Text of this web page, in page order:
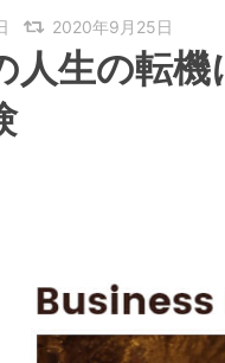
2020年9月25日
人生の転